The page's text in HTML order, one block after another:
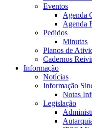
Eventos
Agenda
Agenda
Pedidos
Minutas
Planos de
Cadernos
Informação
Notícias
Informação
Notas
Legislação